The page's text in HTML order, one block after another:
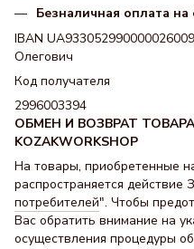
Безналичная оплата на
IBAN
Олегович
Код получателя
2996003394
ОБМЕН И ВОЗВРАТ
KOZAKWORKSHOP
На товары, приобретенные
распространяется действие
потребителей". Чтобы
Вас обратить внимание на
осуществления процедуры